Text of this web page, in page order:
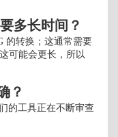
多长时间？
的转换；这通常需要
可能会更长，所以
？
的工具正在不断审查